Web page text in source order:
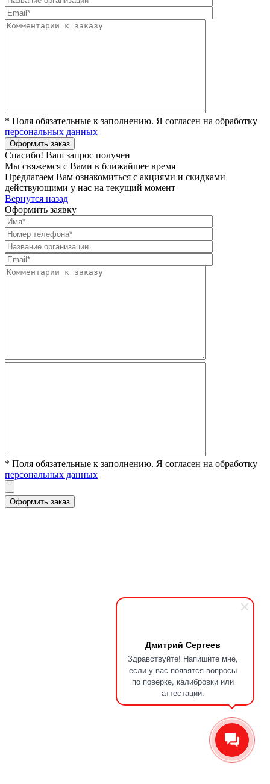
Дмитрий Сергеев
Здравствуйте! Напишите мне,
если у вас появятся вопросы
по поверке, калибровки или
аттестации.
* Поля обязательные к заполнению. Я согласен на обработку
персональных данных
Спасибо! Ваш запрос получен
Мы свяжемся с Вами в ближайшее время
Предлагаем Вам ознакомиться с акциями и скидками
действующими у нас на текущий момент
Вернутся назад
Оформить заявку
* Поля обязательные к заполнению. Я согласен на обработку
персональных данных